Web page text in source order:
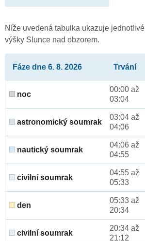
Níže uvedená tabulka ukazuje jednotlivé
výšky Slunce nad obzorem.
Fáze dne 6. 8. 2026 Trvání
noc
00:00 až
03:04
astronomický soumrak
03:04 až
04:06
nautický soumrak
04:06 až
04:55
civilní soumrak
04:55 až
05:33
den
05:33 až
20:34
civilní soumrak
20:34 až
21:12